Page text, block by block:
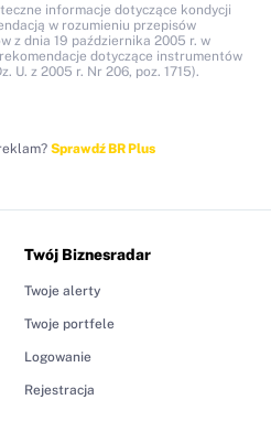
informacje dotyczące kondycji
w rozumieniu przepisów
z dnia 19 października 2005 r. w
dotyczące instrumentów
U. z 2005 r. Nr 206, poz. 1715).
Sprawdź BR Plus
Twój Biznesradar
Twoje alerty
Twoje portfele
Logowanie
Rejestracja